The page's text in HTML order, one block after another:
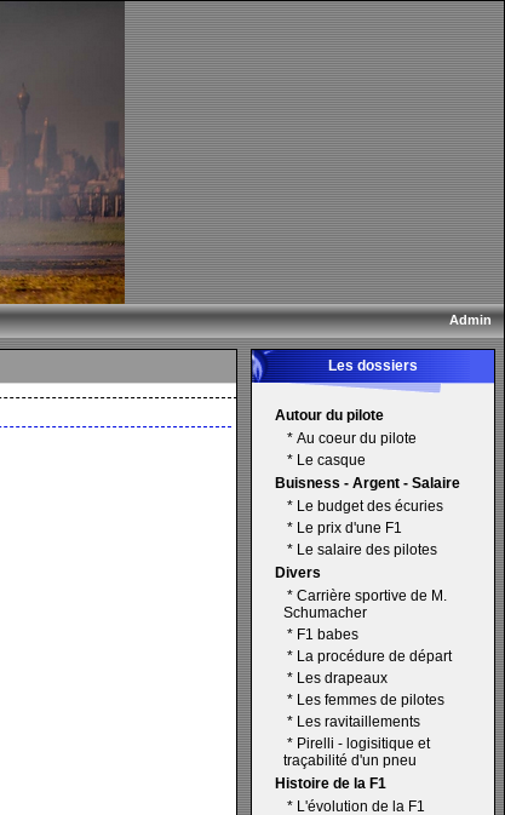
Admin
Les dossiers
Autour du pilote
* Au coeur du pilote
* Le casque
Buisness - Argent - Salaire
* Le budget des écuries
* Le prix d'une F1
* Le salaire des pilotes
Divers
* Carrière sportive de M.
Schumacher
* F1 babes
* La procédure de départ
* Les drapeaux
* Les femmes de pilotes
* Les ravitaillements
* Pirelli - logisitique et
traçabilité d'un pneu
Histoire de la F1
* L'évolution de la F1